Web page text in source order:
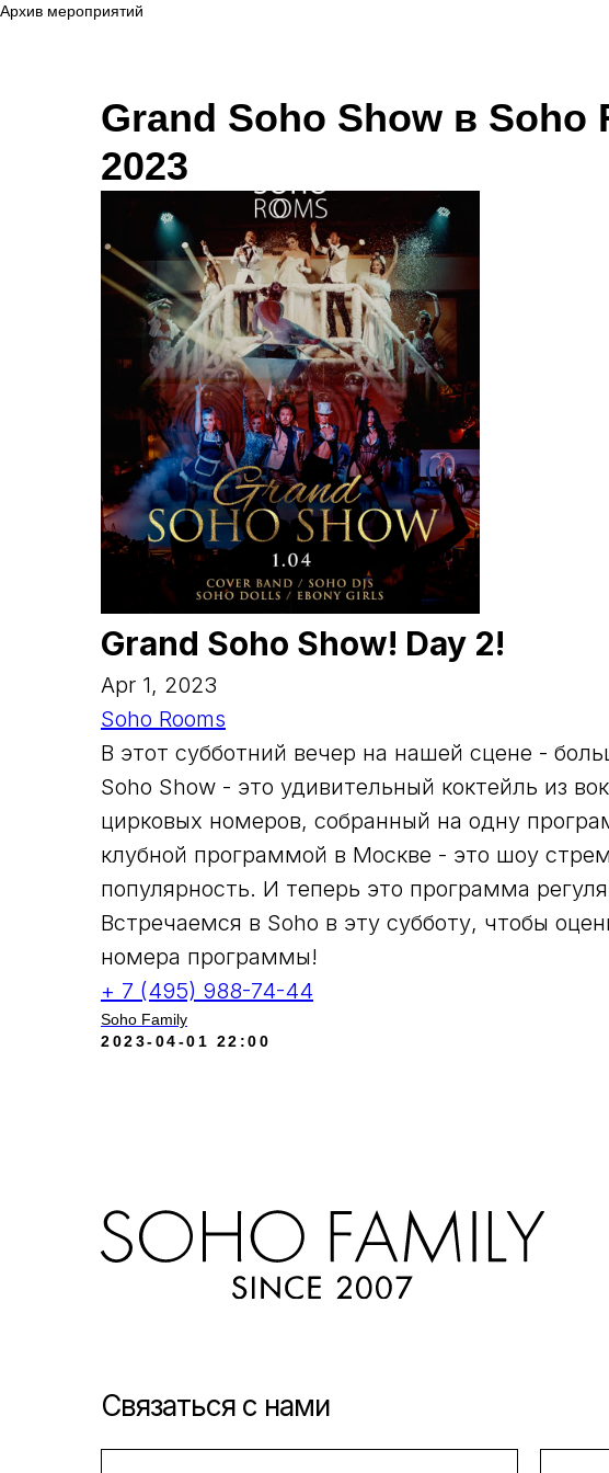
Архив мероприятий
Grand Soho Show в Soho
2023
Grand Soho Show! Day 2!
Apr 1, 2023
Soho Rooms
В этот субботний вечер на нашей сцене -
Soho Show - это удивительный коктейль из
цирковых номеров, собранный на одну
клубной программой в Москве - это шоу
популярность. И теперь это программа
Встречаемся в Soho в эту субботу, чтобы
номера программы!
+ 7 (495) 988-74-44
Soho Family
2023-04-01 22:00
Связаться с нами